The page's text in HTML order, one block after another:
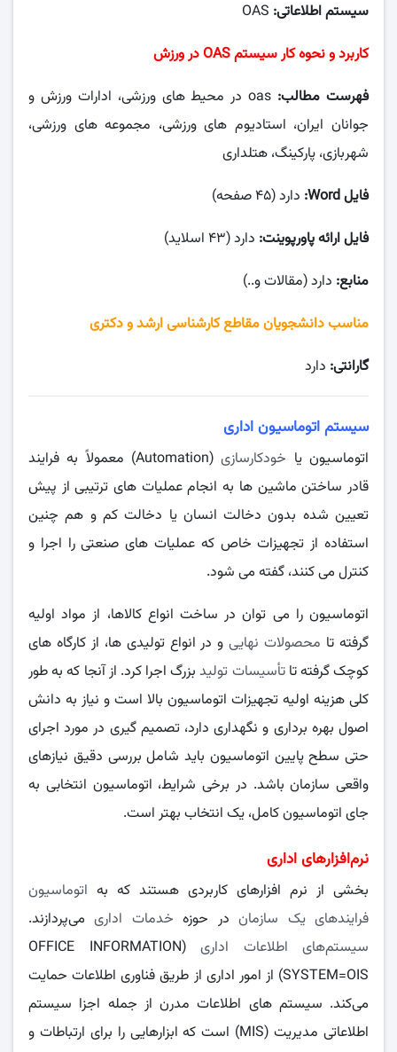
سیستم اطلاعاتی:
کاربرد و نحوه کار سیستم OAS در ورزش
فهرست مطالب:
oas در محیط های ورزشی، ادارات ورزش و
جوانان ایران، استادیوم های ورزشی، مجموعه های ورزشی،
شهربازی، پارکینگ، هتلداری
فایل Word:
دارد (۴۵ صفحه)
فایل ارائه پاورپوینت: دارد (۴۳ اسلاید)
منابع: دارد (مقالات و..)
مناسب دانشجویان مقاطع کارشناسی ارشد و دکتری
گارانتی: دارد
سیستم اتوماسیون اداری
اتوماسیون یا خودکارسازی
(Automation) معمولاً به فرایند
قادر ساختن ماشین‌ ها به انجام عملیات‌ های ترتیبی از پیش
تعیین شده بدون دخالت انسان یا دخالت کم و هم چنین
استفاده از تجهیزات خاص که عملیات‌ های صنعتی را اجرا و
کنترل می‌ کنند، گفته می‌ شود.
اتوماسیون را می‌ توان در ساخت انواع کالاها، از مواد اولیه
گرفته تا محصولات نهاییو در انواع تولیدی‌ ها، از کارگاه‌ های
کوچک گرفته تاتأسیسات تولیدبزرگ اجرا کرد. از آنجا که به‌ طور
کلی هزینه اولیه تجهیزات اتوماسیون بالا است و نیاز به دانش
اصول بهره‌ برداری و نگهداری دارد، تصمیم‌ گیری در مورد اجرای
حتی سطح پایین اتوماسیون باید شامل بررسی دقیق نیازهای
واقعی سازمان باشد. در برخی شرایط، اتوماسیون انتخابی به
جای اتوماسیون کامل، یک انتخاب بهتر است.
نرم‌افزارهای اداری
بخشی از نرم‌ افزارهای کاربردی هستند که به اتوماسیون
فرایندهای یک سازماندر حوزه خدمات اداریمی‌پردازند.
سیستم‌های اطلاعات اداری
(OFFICE INFORMATION
SYSTEM=OIS) از امور اداری از طریق فناوری اطلاعات حمایت
می‌کند. سیستم‌ های اطلاعات مدرن از جمله اجزا سیستم
اطلاعاتی مدیریت (MIS) است که ابزارهایی را برای ارتباطات و